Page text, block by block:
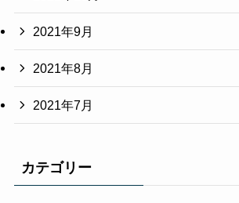
2021年9月
2021年8月
2021年7月
カテゴリー